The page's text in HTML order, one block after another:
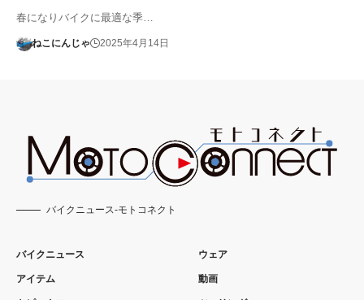
春になりバイクに最適な季…
ねこにんじゃ 2025年4月14日
バイクニュース-モトコネクト
バイクニュース
アイテム
ウェア
動画